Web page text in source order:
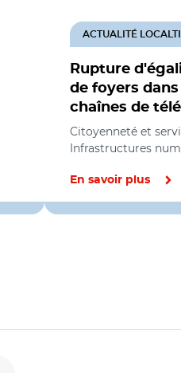
Rupture
de foyers
chaînes de
ACTUALITÉ
Citoyenneté et
Infrastructures
En savoir plus